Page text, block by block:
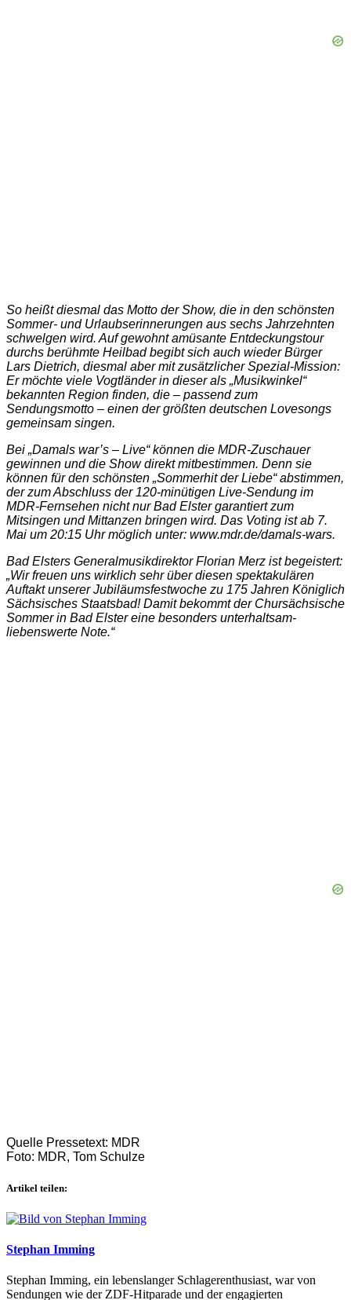
So heißt diesmal das Motto der Show, die in den schönsten
Sommer- und Urlaubserinnerungen aus sechs Jahrzehnten
schwelgen wird. Auf gewohnt amüsante Entdeckungstour
durchs berühmte Heilbad begibt sich auch wieder Bürger
Lars Dietrich, diesmal aber mit zusätzlicher Spezial-Mission:
Er möchte viele Vogtländer in dieser als „Musikwinkel“
bekannten Region finden, die – passend zum
Sendungsmotto – einen der größten deutschen Lovesongs
gemeinsam singen.
Bei „Damals war’s – Live“ können die MDR-Zuschauer
gewinnen und die Show direkt mitbestimmen. Denn sie
können für den schönsten „Sommerhit der Liebe“ abstimmen,
der zum Abschluss der 120-minütigen Live-Sendung im
MDR-Fernsehen nicht nur Bad Elster garantiert zum
Mitsingen und Mittanzen bringen wird. Das Voting ist ab 7.
Mai um 20:15 Uhr möglich unter: www.mdr.de/damals-wars.
Bad Elsters Generalmusikdirektor Florian Merz ist begeistert:
„Wir freuen uns wirklich sehr über diesen spektakulären
Auftakt unserer Jubiläumsfestwoche zu 175 Jahren Königlich
Sächsisches Staatsbad! Damit bekommt der Chursächsische
Sommer in Bad Elster eine besonders unterhaltsam-
liebenswerte Note.“
Quelle Pressetext: MDR
Foto: MDR, Tom Schulze
Artikel teilen:
Stephan Imming
Stephan Imming, ein lebenslanger Schlagerenthusiast, war von
Sendungen wie der ZDF-Hitparade und der engagierten